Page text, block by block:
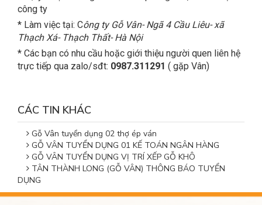
công ty
* Làm việc tại: Công ty Gỗ Vân- Ngã 4 Cầu Liêu- xã
Thạch Xá- Thạch Thất- Hà Nội
* Các bạn có nhu cầu hoặc giới thiệu người quen liên hệ
trực tiếp qua zalo/sđt: 0987.311291 ( gặp Vân)
CÁC TIN KHÁC
Gỗ Vân tuyển dụng 02 thợ ép ván
GỖ VÂN TUYỂN DỤNG 01 KẾ TOÁN NGÂN HÀNG
GỖ VÂN TUYỂN DỤNG VỊ TRÍ XẾP GỖ KHÔ
TÂN THÀNH LONG (GỖ VÂN) THÔNG BÁO TUYỂN
DỤNG